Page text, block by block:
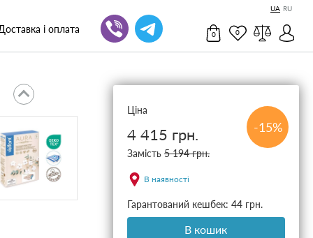
і оплата
UA RU
0 0
-15%
Ціна
4 415 грн.
Замість 5 194 грн.
В наявності
Гарантований кешбек: 44 грн.
В кошик